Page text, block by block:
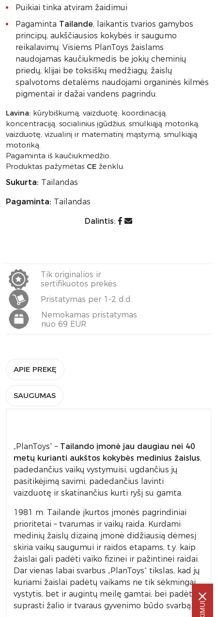
Puikiai tinka atviram žaidimui
Pagaminta Tailande, laikantis tvarios gamybos
principų, aukščiausios kokybės ir saugumo
reikalavimų. Visiems PlanToys žaislams
naudojamas kaučiukmedis be jokių cheminių
priedų, klijai be toksiškų medžiagų, žaislų
spalvotoms detalėms naudojami organinės kilmės
pigmentai ir dažai vandens pagrindu.
Lavina: kūrybiškumą, vaizduotę, koordinaciją,
koncentraciją, socialinius įgūdžius, smulkiąją motoriką,
vaizduotę, vizualinį ir matematinį mąstymą, smulkiąją
motoriką.
Pagaminta iš kaučiukmedžio.
Produktas pažymėtas CE ženklu.
Sukurta: Tailandas
Pagaminta: Tailandas
Dalintis:
Tik originalios ir
sertifikuotos prekės
Pristatymas per 1-2 d.d.
Nemokamas pristatymas
nuo 69 EUR
APIE PREKĘ
SAUGUMAS
„PlanToys“ – Tailando įmonė jau daugiau nei 40
metų kurianti aukštos kokybės medinius žaislus,
padedančius vaikų vystymuisi, ugdančius jų
pasitikėjimą savimi, padedančius lavinti
vaizduotę ir skatinančius kurti ryšį su gamta.
1981 m. Tailande įkurtos įmonės pagrindiniai
prioritetai – tvarumas ir vaikų raida. Kurdami
medinių žaislų dizainą įmonė didžiausią dėmesį
skiria vaikų saugumui ir raidos etapams, t.y. kaip
žaislai gali padėti vaiko fizinei ir pažintinei raidai.
Dar vienas labai svarbus „PlanToys“ tikslas, kad jų
kuriami žaislai padėtų vaikams ne tik sėkmingai
vystytis, bet ir augintų meilę gamtai, bei padėtų
suprasti žalio ir tvaraus gyvenimo būdo svarbą.